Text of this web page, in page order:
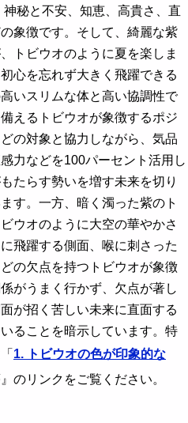
秘と不安、知恵、高貴さ、直
象徴です。そして、綺麗な紫
トビウオのように夏を楽しま
心を忘れず大きく飛躍できる
いスリムな体と高い協調性で
えるトビウオが象徴するポジ
の対象と協力しながら、気品
力などを100パーセント活用し
たらす勢いを増す未来を切り
す。一方、暗く濁った紫のト
ウオのように大空の華やかさ
飛躍する側面、喉に刺さった
の欠点を持つトビウオが象徴
がうまく行かず、欠点が著し
が招く苦しい未来に直面する
ることを暗示しています。特
1. トビウオの色が印象的な
のリンクをご覧ください。